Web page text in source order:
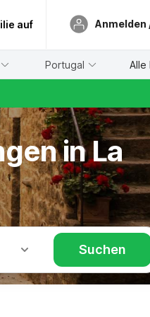
auf Anmelden
Portugal Alle
in La
Suchen